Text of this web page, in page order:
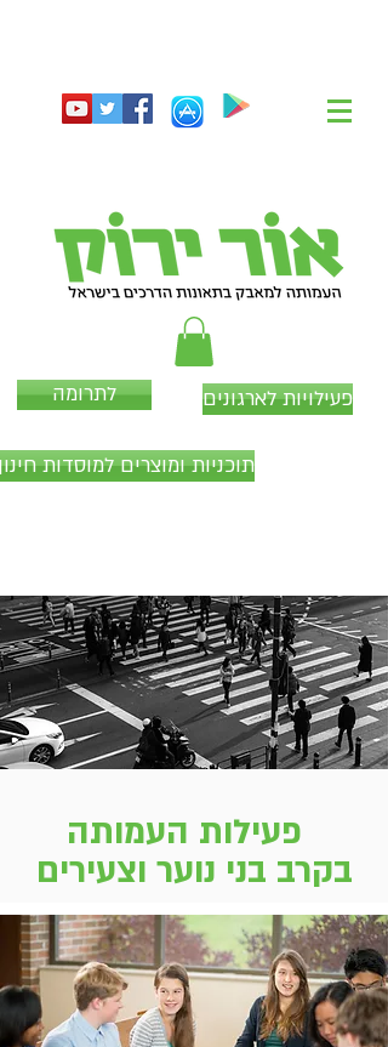
פעילויות לארגונים לתרומה
תוכניות ומוצרים למוסדות
פעילות העמותה
בקרב בני נוער וצעירים